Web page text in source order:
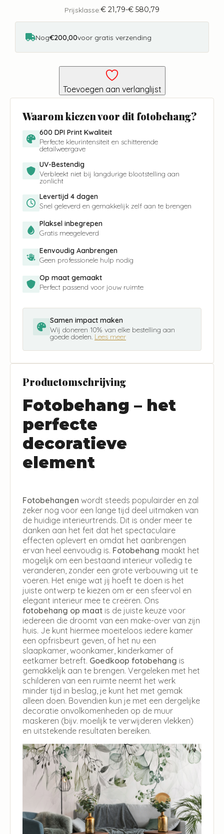
Prijsklasse:€ 21,79-€ 580,79
Prijsklasse:
€ 21,79
€ 580,79
Nog€200,00voor gratis verzending
Toevoegen aan verlanglijst
Waarom kiezen voor dit fotobehang?
600 DPI Print Kwaliteit
Perfecte kleurintensiteit en schitterende
detailweergave
UV-Bestendig
Verbleekt niet bij langdurige blootstelling aan
zonlicht
Levertijd 4 dagen
Snel geleverd en gemakkelijk zelf aan te brengen
Plaksel inbegrepen
Gratis meegeleverd
Eenvoudig Aanbrengen
Geen professionele hulp nodig
Op maat gemaakt
Perfect passend voor jouw ruimte
Samen impact maken
Wij doneren 10% van elke bestelling aan
goede doelen. Lees meer
Productomschrijving
Fotobehang – het
perfecte
decoratieve
element
Fotobehangen wordt steeds populairder en zal
zeker nog voor een lange tijd deel uitmaken van
de huidige interieurtrends. Dit is onder meer te
danken aan het feit dat het spectaculaire
effecten oplevert en omdat het aanbrengen
ervan heel eenvoudig is. Fotobehang maakt het
mogelijk om een bestaand interieur volledig te
veranderen, zonder een grote verbouwing uit te
voeren. Het enige wat jij hoeft te doen is het
juiste ontwerp te kiezen om er een sfeervol en
elegant interieur mee te creëren. Ons
fotobehang op maat is de juiste keuze voor
iedereen die droomt van een make-over van zijn
huis. Je kunt hiermee moeiteloos iedere kamer
een opfrisbeurt geven, of het nu een
slaapkamer, woonkamer, kinderkamer of
eetkamer betreft. Goedkoop fotobehang is
gemakkelijk aan te brengen. Vergeleken met het
schilderen van een ruimte neemt het werk
minder tijd in beslag, je kunt het met gemak
alleen doen. Bovendien kun je met een dergelijke
decoratie onvolkomenheden op de muur
maskeren (bijv. moeilijk te verwijderen vlekken)
en uitstekende resultaten bereiken.